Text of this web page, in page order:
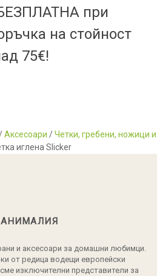
при
на стойност
75€!
Аксесоари /Четки, гребени, ножици и
игленa Slicker
и аксесоари за домашни любимци.
от редица водещи европейски
изключителни представители за